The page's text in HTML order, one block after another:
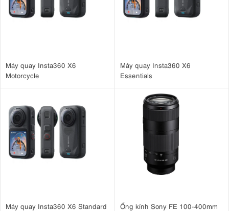
Máy quay Insta360 X6
Motorcycle
Máy quay Insta360 X6
Essentials
Máy quay Insta360 X6 Standard
Ống kính Sony FE 100-400mm